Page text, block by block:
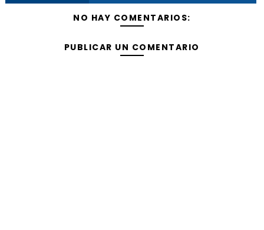
NO HAY COMENTARIOS:
PUBLICAR UN COMENTARIO